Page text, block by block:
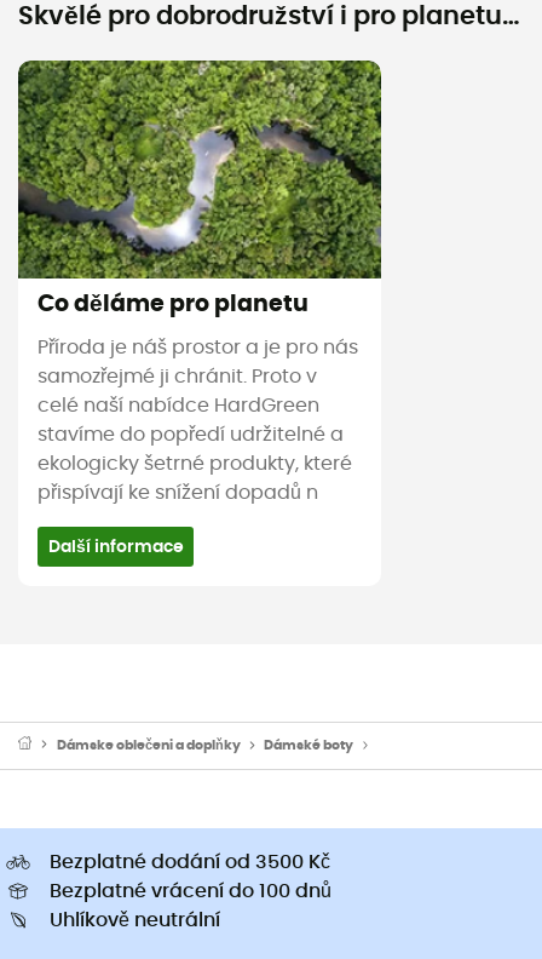
Skvělé pro dobrodružství i pro planetu…
Co děláme pro planetu
Příroda je náš prostor a je pro nás
samozřejmé ji chránit. Proto v
celé naší nabídce HardGreen
stavíme do popředí udržitelné a
ekologicky šetrné produkty, které
přispívají ke snížení dopadů n
Další informace
Dámske oblečeni a doplňky Dámské boty
Bezplatné dodání od 3500 Kč
Bezplatné vrácení do 100 dnů
Uhlíkově neutrální